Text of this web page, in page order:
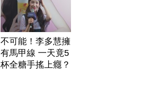
不可能！李多慧擁
有馬甲線 一天竟5
杯全糖手搖上癮？